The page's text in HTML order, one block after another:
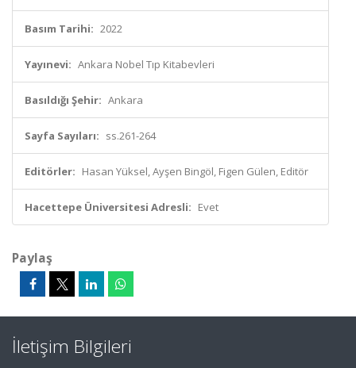
Basım Tarihi: 2022
Yayınevi: Ankara Nobel Tıp Kitabevleri
Basıldığı Şehir: Ankara
Sayfa Sayıları: ss.261-264
Editörler: Hasan Yüksel, Ayşen Bingöl, Figen Gülen, Editör
Hacettepe Üniversitesi Adresli: Evet
Paylaş
İletişim Bilgileri